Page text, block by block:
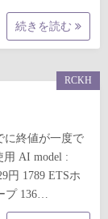
続きを読む
に終値が一度で
用 AI model :
1789 ETSホ
プ 136…
RCKH